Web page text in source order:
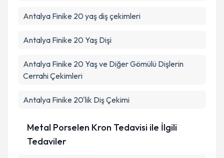
Antalya Finike 20 yaş diş çekimleri
Antalya Finike 20 Yaş Dişi
Antalya Finike 20 Yaş ve Diğer Gömülü Dişlerin
Cerrahi Çekimleri
Antalya Finike 20'lik Diş Çekimi
Metal Porselen Kron Tedavisi ile İlgili
Tedaviler